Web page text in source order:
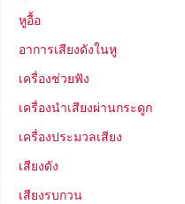
หูอื้อ
อาการเสียงดังในหู
เครื่องช่วยฟัง
เครื่องนำเสียงผ่านกระดูก
เครื่องประมวลเสียง
เสียงดัง
เสียงรบกวน